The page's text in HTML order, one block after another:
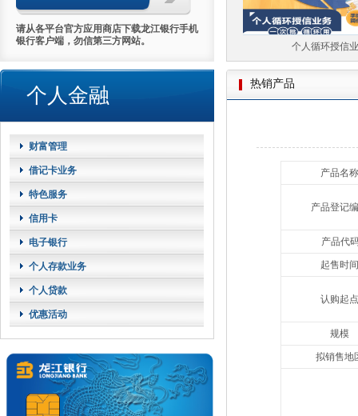
请从各平台官方应用商店下载龙江银行手机
银行客户端，勿信第三方网站。
个人金融
财富管理
借记卡业务
特色服务
信用卡
电子银行
个人存款业务
个人贷款
优惠活动
个人房产抵押贷款 个人循环授信业务
热销产品
产品名称
产品登记
产品代
起售时间
认购起点
规模
拟销售地